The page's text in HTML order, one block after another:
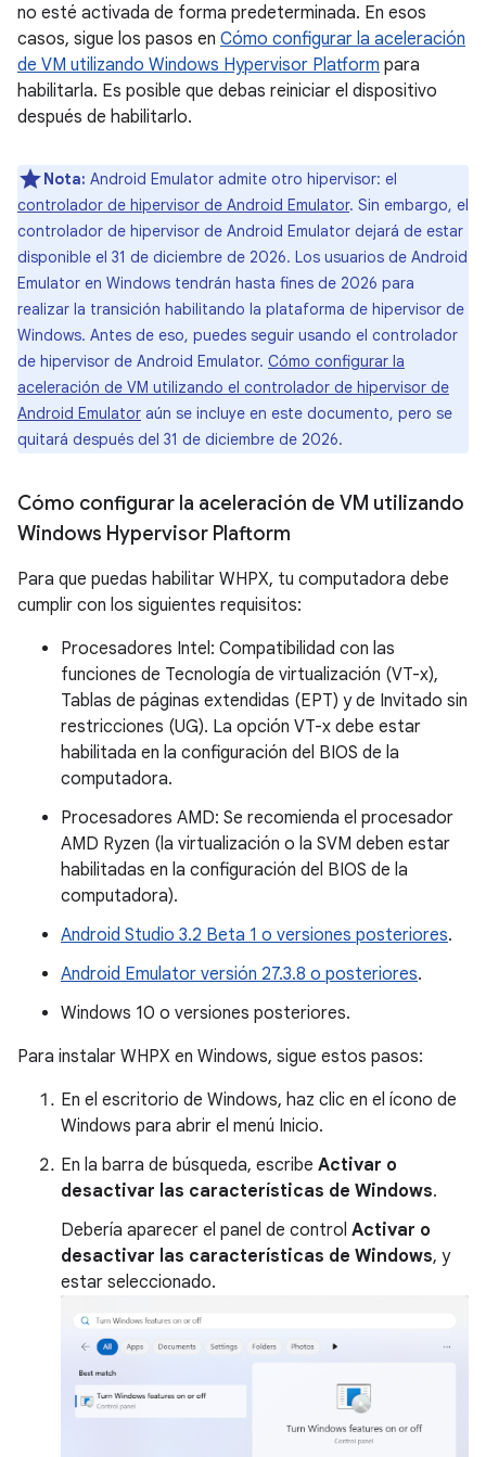
no esté activada de forma predeterminada. En esos
casos, sigue los pasos en Cómo configurar la aceleración
de VM utilizando Windows Hypervisor Platform para
habilitarla. Es posible que debas reiniciar el dispositivo
después de habilitarlo.
Nota: Android Emulator admite otro hipervisor: el
controlador de hipervisor de Android Emulator. Sin embargo, el
controlador de hipervisor de Android Emulator dejará de estar
disponible el 31 de diciembre de 2026. Los usuarios de Android
Emulator en Windows tendrán hasta fines de 2026 para
realizar la transición habilitando la plataforma de hipervisor de
Windows. Antes de eso, puedes seguir usando el controlador
de hipervisor de Android Emulator. Cómo configurar la
aceleración de VM utilizando el controlador de hipervisor de
Android Emulator aún se incluye en este documento, pero se
quitará después del 31 de diciembre de 2026.
Cómo configurar la aceleración de VM utilizando
Windows Hypervisor Plaftorm
Para que puedas habilitar WHPX, tu computadora debe
cumplir con los siguientes requisitos:
Procesadores Intel: Compatibilidad con las
funciones de Tecnología de virtualización (VT-x),
Tablas de páginas extendidas (EPT) y de Invitado sin
restricciones (UG). La opción VT-x debe estar
habilitada en la configuración del BIOS de la
computadora.
Procesadores AMD: Se recomienda el procesador
AMD Ryzen (la virtualización o la SVM deben estar
habilitadas en la configuración del BIOS de la
computadora).
Android Studio 3.2 Beta 1 o versiones posteriores.
Android Emulator versión 27.3.8 o posteriores.
Windows 10 o versiones posteriores.
Para instalar WHPX en Windows, sigue estos pasos:
En el escritorio de Windows, haz clic en el ícono de
Windows para abrir el menú Inicio.
En la barra de búsqueda, escribe Activar o
desactivar las características de Windows.
Debería aparecer el panel de control Activar o
desactivar las características de Windows, y
estar seleccionado.